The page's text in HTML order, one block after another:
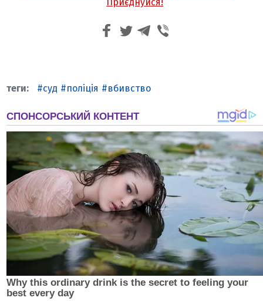
суд поліція вбивство